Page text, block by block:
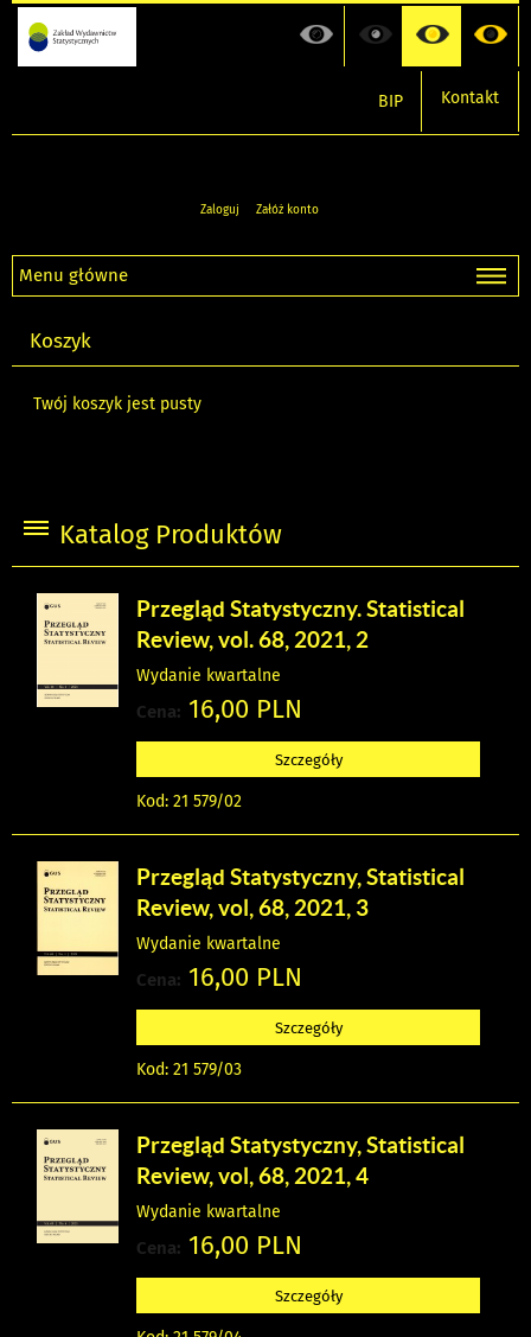
BIP Kontakt
Zaloguj Załóż konto
Menu główne
Koszyk
Twój koszyk jest pusty
Katalog Produktów
Przegląd Statystyczny. Statistical
Review, vol. 68, 2021, 2
Wydanie kwartalne
Cena: 16,00 PLN
Szczegóły
Kod: 21 579/02
Przegląd Statystyczny, Statistical
Review, vol, 68, 2021, 3
Wydanie kwartalne
Cena: 16,00 PLN
Szczegóły
Kod: 21 579/03
Przegląd Statystyczny, Statistical
Review, vol, 68, 2021, 4
Wydanie kwartalne
Cena: 16,00 PLN
Szczegóły